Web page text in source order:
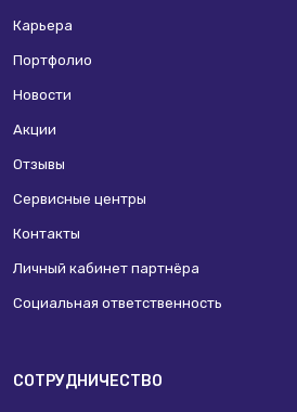
Карьера
Портфолио
Новости
Акции
Отзывы
Сервисные центры
Контакты
Личный кабинет партнёра
Социальная ответственность
СОТРУДНИЧЕСТВО